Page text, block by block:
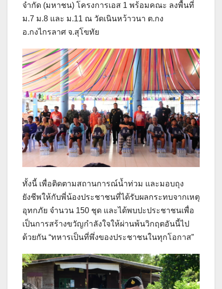
จำกัด (มหาชน) โครงการเอส 1 พร้อมคณะ ลงพื้นที่
ม.7 ม.8 และ ม.11 ณ วัดเนินหว้าวนา ต.กง
อ.กงไกรลาศ จ.สุโขทัย
ทั้งนี้ เพื่อติดตามสถานการณ์น้ำท่วม และมอบถุง
ยังชีพให้กับพี่น้องประชาชนที่ได้รับผลกระทบจากเหตุ
อุทกภัย จำนวน 150 ชุด และได้พบปะประชาชนเพื่อ
เป็นการสร้างขวัญกำลังใจให้ผ่านพ้นวิกฤตอันนี้ไป
ด้วยกัน “ทหารเป็นที่พึ่งของประชาชนในทุกโอกาส”